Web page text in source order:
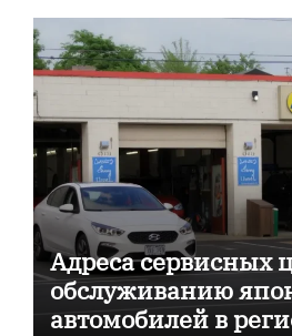
Адреса сервисных
обслуживанию
автомобилей в